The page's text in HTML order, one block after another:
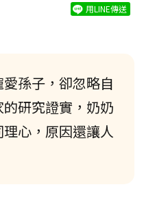
用LINE傳送
孫子，卻忽略自
研究證實，奶奶
心，原因還讓人